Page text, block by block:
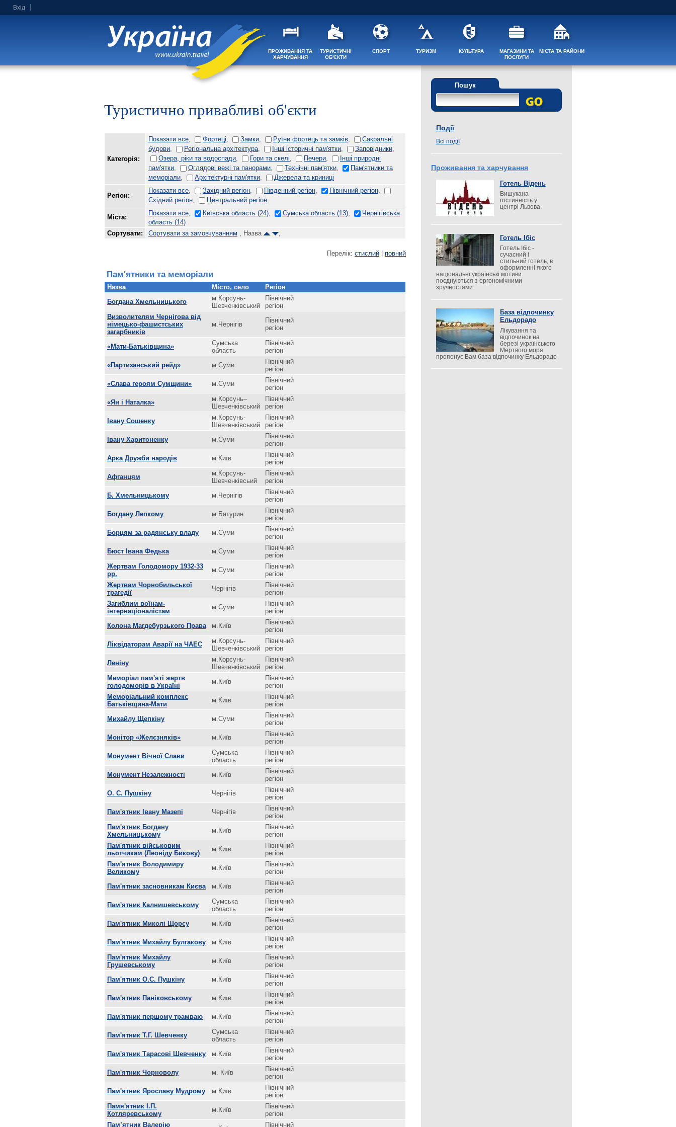
Вхід
ПРОЖИВАННЯ ТА
ХАРЧУВАННЯ
ТУРИСТИЧНІ
ОБ'ЄКТИ
СПОРТ ТУРИЗМ КУЛЬТУРА
МАГАЗИНИ ТА
ПОСЛУГИ
МІСТА ТА РАЙОНИ
Туристично привабливі об'єкти
Категорія:
Показати все Фортеці Замки Руїни фортець та замків
Сакральні
будови
Регіональна архітектура Інші історичні пам'ятки Заповідники
Озера, ріки та водоспади
Гори та скелі Печери
Інші природні
пам'ятки
Оглядові вежі та панорами Технічні пам'ятки
Пам'ятники та
меморіали
Архітектурні пам'ятки Джерела та криниці
Регіон:
Показати все Західний регіон Південний регіон Північний регіон
Східний регіон
Центральний регіон
Міста:
Показати все Київська область (24) Сумська область (13)
Чернігівська
область (14)
Сортувати:
Сортувати за замовчуванням , Назва
Перелік: стислий повний
Пам'ятники та меморіали
Назва Місто, село
Регіон
Богдана Хмельницького
м.Корсунь-
Шевченківський
Північний
регіон
Визволителям Чернігова від
німецько-фашистських
загарбників
м.Чернігів
Північний
регіон
«Мати-Батьківщина»
Сумська
область
Північний
регіон
«Партизанський рейд»
м.Суми
Північний
регіон
«Слава героям Сумщини»
м.Суми
Північний
регіон
«Ян і Наталка»
м.Корсунь–
Шевченківський
Північний
регіон
Івану Сошенку
м.Корсунь-
Шевченківський
Північний
регіон
Івану Харитоненку
м.Суми
Північний
регіон
Арка Дружби народів
м.Київ
Північний
регіон
Афганцям
м.Корсунь-
Шевченківсьий
Північний
регіон
Б. Хмельницькому
м.Чернігів
Північний
регіон
Богдану Лепкому
м.Батурин
Північний
регіон
Борцям за радянську владу
м.Суми
Північний
регіон
Бюст Івана Федька
м.Суми
Північний
регіон
Жертвам Голодомору 1932-33
рр.
м.Суми
Північний
регіон
Жертвам Чорнобильської
трагедії
Чернігів
Північний
регіон
Загиблим воїнам-
інтернаціоналістам
м.Суми
Північний
регіон
Колона Магдебурзького Права
м.Київ
Північний
регіон
Ліквідаторам Аварії на ЧАЕС
м.Корсунь-
Шевченківський
Північний
регіон
Леніну
м.Корсунь-
Шевченківський
Північний
регіон
Меморіал пам'яті жертв
голодоморів в Україні
м.Київ
Північний
регіон
Меморіальний комплекс
Батьківщина-Мати
м.Київ
Північний
регіон
Михайлу Щепкіну
м.Суми
Північний
регіон
Монітор «Желєзняків»
м.Київ
Північний
регіон
Монумент Вічної Слави
Сумська
область
Північний
регіон
Монумент Незалежності
м.Київ
Північний
регіон
О. С. Пушкіну
Чернігів
Північний
регіон
Пам'ятник Івану Мазепі
Чернігів
Північний
регіон
Пам'ятник Богдану
Хмельницькому
м.Київ
Північний
регіон
Пам'ятник військовим
льотчикам (Леоніду Бикову)
м.Київ
Північний
регіон
Пам'ятник Володимиру
Великому
м.Київ
Північний
регіон
Пам'ятник засновникам Києва
м.Київ
Північний
регіон
Пам'ятник Калнишевському
Сумська
область
Північний
регіон
Пам'ятник Миколі Щорсу
м.Київ
Північний
регіон
Пам'ятник Михайлу Булгакову
м.Київ
Північний
регіон
Пам'ятник Михайлу
Грушевському
м.Київ
Північний
регіон
Пам'ятник О.С. Пушкіну
м.Київ
Північний
регіон
Пам'ятник Паніковському
м.Київ
Північний
регіон
Пам'ятник першому трамваю
м.Київ
Північний
регіон
Пам'ятник Т.Г. Шевченку
Сумська
область
Північний
регіон
Пам'ятник Тарасові Шевченку
м.Київ
Північний
регіон
Пам'ятник Чорноволу
м. Київ
Північний
регіон
Пам'ятник Ярославу Мудрому
м.Київ
Північний
регіон
Памя'ятник І.П.
Котляревському
м.Київ
Північний
регіон
Пам’ятник Валерію
Північний
Пошук
Події
Всі події
Проживання та харчування
Готель Відень
Вишукана
гостинність у
центрі Львова.
Готель Ібіс
Готель Ібіс -
сучасний і
стильний готель, в
оформленні якого
національні українські мотиви
поєднуються з ергономічними
зручностями.
База відпочинку
Ельдорадо
Лікування та
відпочинок на
березі українського
Мертвого моря
пропонує Вам база відпочинку Ельдорадо